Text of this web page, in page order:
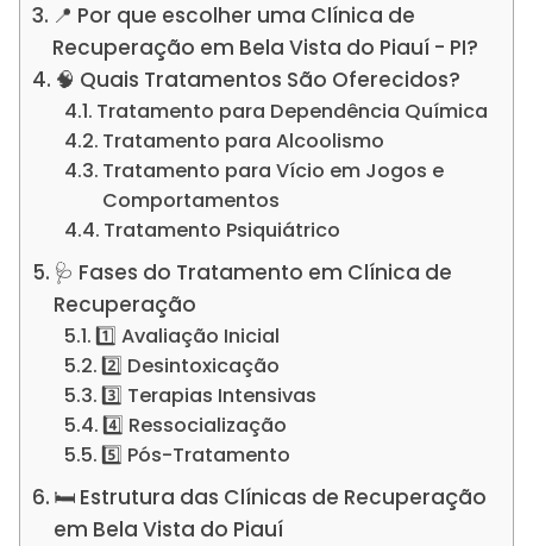
📍 Por que escolher uma Clínica de
Recuperação em Bela Vista do Piauí - PI?
🧠 Quais Tratamentos São Oferecidos?
Tratamento para Dependência Química
Tratamento para Alcoolismo
Tratamento para Vício em Jogos e
Comportamentos
Tratamento Psiquiátrico
🩺 Fases do Tratamento em Clínica de
Recuperação
1️⃣ Avaliação Inicial
2️⃣ Desintoxicação
3️⃣ Terapias Intensivas
4️⃣ Ressocialização
5️⃣ Pós-Tratamento
🛏️ Estrutura das Clínicas de Recuperação
em Bela Vista do Piauí